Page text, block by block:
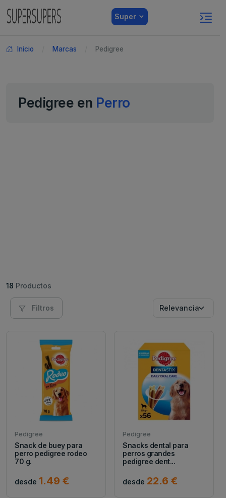
Super
Inicio Marcas Pedigree
Pedigree en Perro
18 Productos
Filtros
Pedigree
Snack de buey para
perro pedigree rodeo
70 g.
desde 1.49 €
Pedigree
Snacks dental para
perros grandes
pedigree dent...
desde 22.6 €